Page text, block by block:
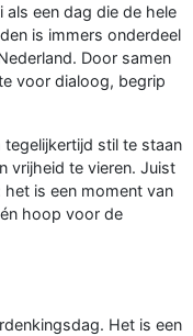
als een dag die de hele
is immers onderdeel
Door samen
voor dialoog, begrip
tegelijkertijd stil te staan
vrijheid te vieren. Juist
is een moment van
hoop voor de
Het is een